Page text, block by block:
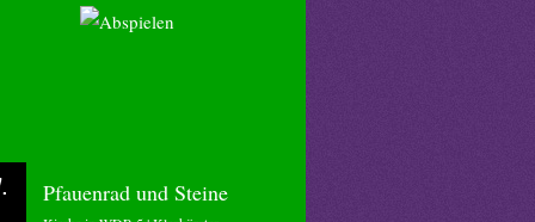
Pfauenrad und Steine